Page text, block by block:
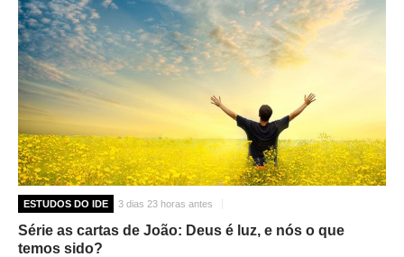
ESTUDOS DO IDE 3 dias 23 horas antes
Série as cartas de João: Deus é luz, e nós o que
temos sido?